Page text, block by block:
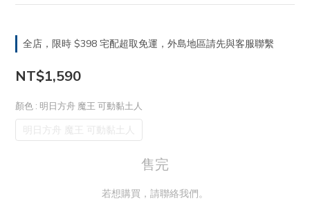
全店，限時 $398 宅配超取免運，外島地區請先與客服聯繫
NT$1,590
顏色 : 明日方舟 魔王 可動黏土人
明日方舟 魔王 可動黏土人
售完
若想購買，請聯絡我們。